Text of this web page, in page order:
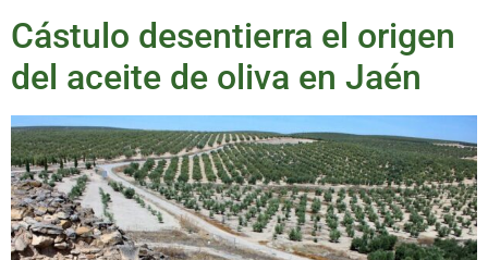
Cástulo desentierra el origen
del aceite de oliva en Jaén